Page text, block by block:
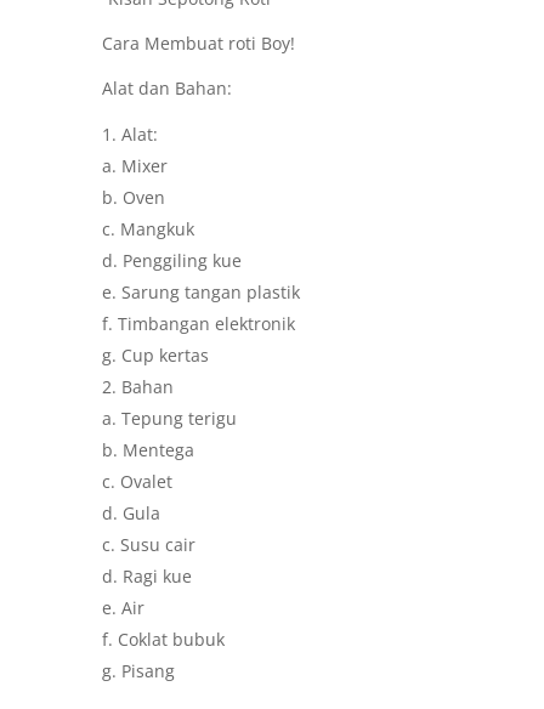
Cara Membuat roti Boy!
Alat dan Bahan:
Alat:
a. Mixer
b. Oven
c. Mangkuk
d. Penggiling kue
e. Sarung tangan plastik
f. Timbangan elektronik
g. Cup kertas
Bahan
a. Tepung terigu
b. Mentega
c. Ovalet
d. Gula
c. Susu cair
d. Ragi kue
e. Air
f. Coklat bubuk
g. Pisang